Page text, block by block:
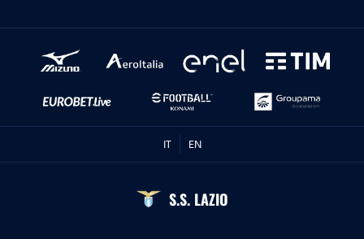
IT EN
S.S. LAZIO